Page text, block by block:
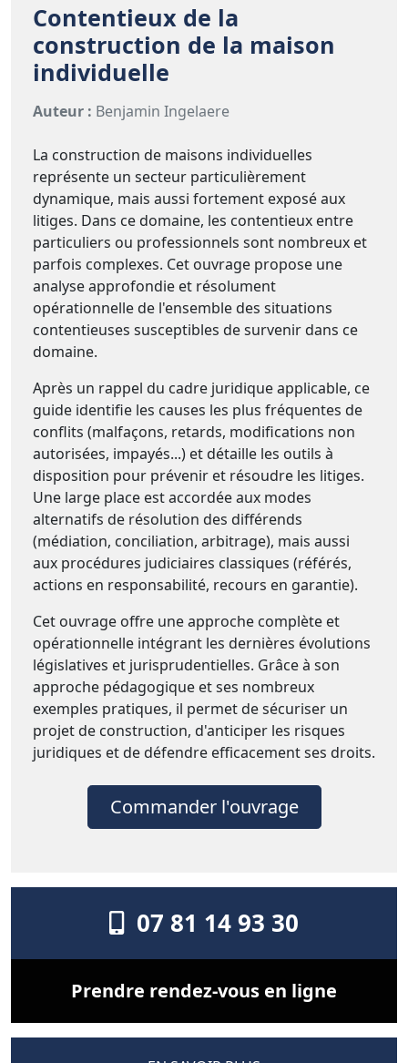
Contentieux de la
construction de la maison
individuelle
Auteur : Benjamin Ingelaere
La construction de maisons individuelles
représente un secteur particulièrement
dynamique, mais aussi fortement exposé aux
litiges. Dans ce domaine, les contentieux entre
particuliers ou professionnels sont nombreux et
parfois complexes. Cet ouvrage propose une
analyse approfondie et résolument
opérationnelle de l'ensemble des situations
contentieuses susceptibles de survenir dans ce
domaine.
Après un rappel du cadre juridique applicable, ce
guide identifie les causes les plus fréquentes de
conflits (malfaçons, retards, modifications non
autorisées, impayés...) et détaille les outils à
disposition pour prévenir et résoudre les litiges.
Une large place est accordée aux modes
alternatifs de résolution des différends
(médiation, conciliation, arbitrage), mais aussi
aux procédures judiciaires classiques (référés,
actions en responsabilité, recours en garantie).
Cet ouvrage offre une approche complète et
opérationnelle intégrant les dernières évolutions
législatives et jurisprudentielles. Grâce à son
approche pédagogique et ses nombreux
exemples pratiques, il permet de sécuriser un
projet de construction, d'anticiper les risques
juridiques et de défendre efficacement ses droits.
Commander l'ouvrage
07 81 14 93 30
Prendre rendez-vous en ligne